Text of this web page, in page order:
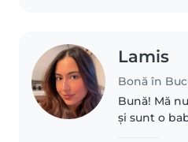
Lamis
Bonă în
Bună! Mă
și sunt o